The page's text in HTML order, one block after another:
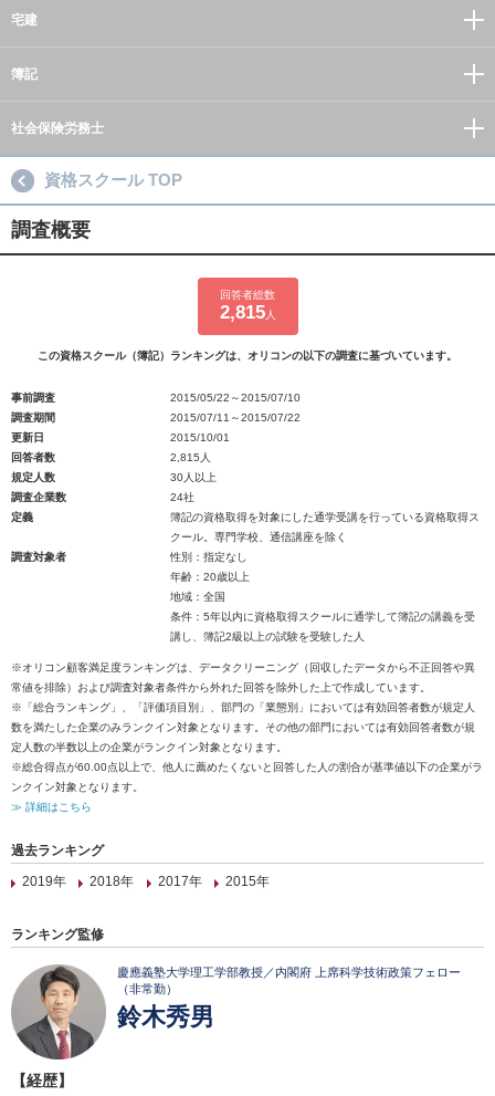
宅建
簿記
社会保険労務士
資格スクール TOP
調査概要
回答者総数
2,815人
この資格スクール（簿記）ランキングは、オリコンの以下の調査に基づいています。
事前調査
2015/05/22～2015/07/10
調査期間
2015/07/11～2015/07/22
更新日
2015/10/01
回答者数
2,815人
規定人数
30人以上
調査企業数
24社
定義
簿記の資格取得を対象にした通学受講を行っている資格取得ス
クール。専門学校、通信講座を除く
調査対象者
性別：指定なし
年齢：20歳以上
地域：全国
条件：5年以内に資格取得スクールに通学して簿記の講義を受
講し、簿記2級以上の試験を受験した人
※オリコン顧客満足度ランキングは、データクリーニング（回収したデータから不正回答や異
常値を排除）および調査対象者条件から外れた回答を除外した上で作成しています。
※「総合ランキング」、「評価項目別」、部門の「業態別」においては有効回答者数が規定人
数を満たした企業のみランクイン対象となります。その他の部門においては有効回答者数が規
定人数の半数以上の企業がランクイン対象となります。
※総合得点が60.00点以上で、他人に薦めたくないと回答した人の割合が基準値以下の企業がラ
ンクイン対象となります。
≫ 詳細はこちら
過去ランキング
2019年
2018年 2017年 2015年
ランキング監修
慶應義塾大学理工学部教授／内閣府 上席科学技術政策フェロー
（非常勤）
鈴木秀男
【経歴】